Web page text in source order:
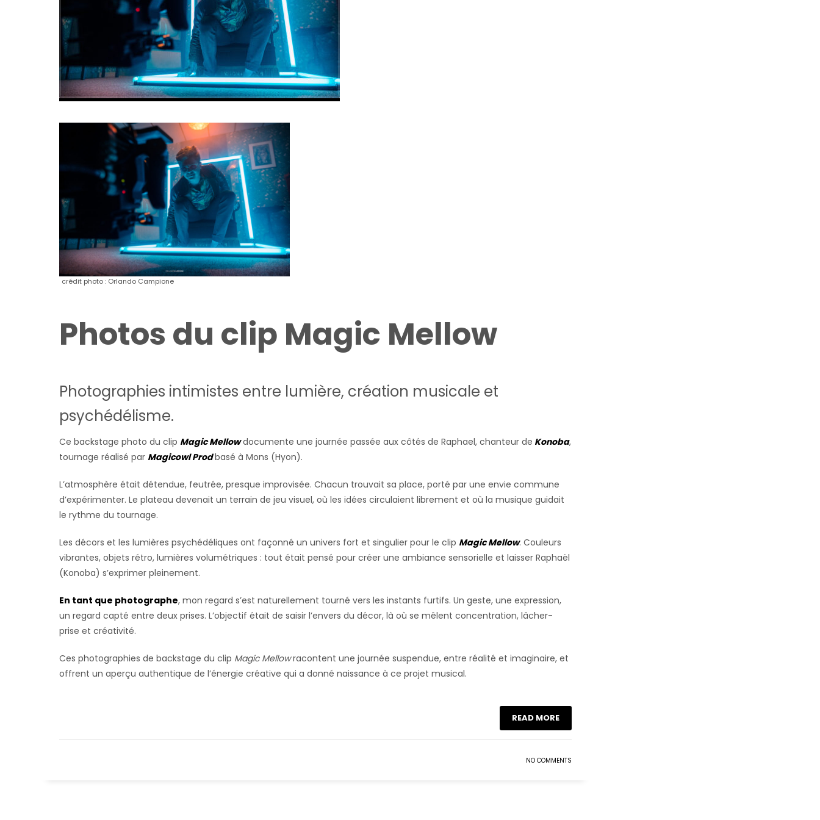
crédit photo : Orlando Campione
Photos du clip Magic Mellow
Photographies intimistes entre lumière, création musicale et
psychédélisme.
Ce backstage photo du clip Magic Mellowdocumente une journée passée aux côtés de Raphael, chanteur de Konoba,
tournage réalisé par Magicowl Prodbasé à Mons (Hyon).
L’atmosphère était détendue, feutrée, presque improvisée. Chacun trouvait sa place, porté par une envie commune
d’expérimenter. Le plateau devenait un terrain de jeu visuel, où les idées circulaient librement et où la musique guidait
le rythme du tournage.
Les décors et les lumières psychédéliques ont façonné un univers fort et singulier pour le clip Magic Mellow. Couleurs
vibrantes, objets rétro, lumières volumétriques : tout était pensé pour créer une ambiance sensorielle et laisser Raphaël
(Konoba) s’exprimer pleinement.
En tant que photographe, mon regard s’est naturellement tourné vers les instants furtifs. Un geste, une expression,
un regard capté entre deux prises. L’objectif était de saisir l’envers du décor, là où se mêlent concentration, lâcher-
prise et créativité.
Ces photographies de backstage du clip Magic Mellowracontent une journée suspendue, entre réalité et imaginaire, et
offrent un aperçu authentique de l’énergie créative qui a donné naissance à ce projet musical.
READ MORE
NO COMMENTS